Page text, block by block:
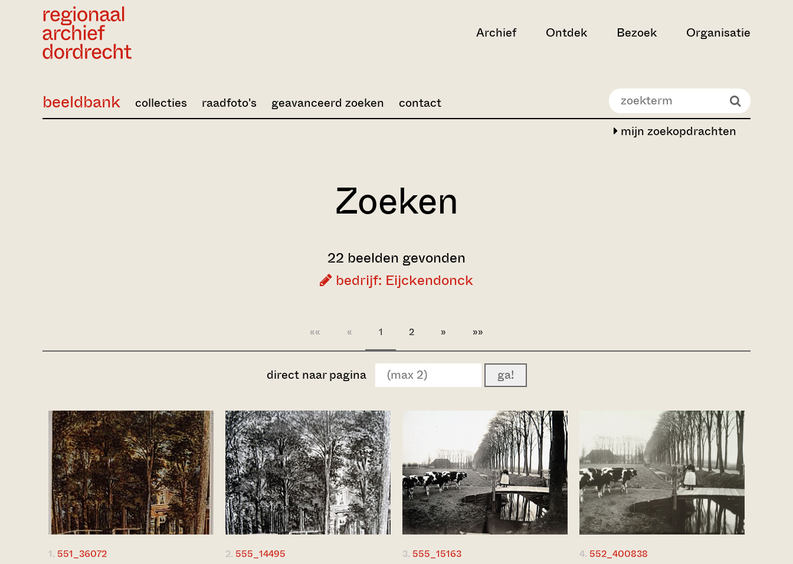
Archief Ontdek Bezoek Organisatie
mijn zoekopdrachten
beeldbank collecties raadfoto's geavanceerd zoeken contact
Zoeken
22 beelden gevonden
bedrijf: Eijckendonck
«« « 1 2 » »»
direct naar pagina ga!
1. 551_36072
2. 555_14495
3. 555_15163
4. 552_400838